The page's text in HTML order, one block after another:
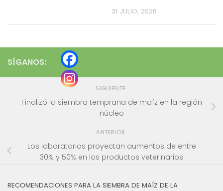
31 JULIO, 2026
SÍGANOS:
SIGUIENTE
Finalizó la siembra temprana de maíz en la región
núcleo
ANTERIOR
Los laboratorios proyectan aumentos de entre
30% y 50% en los productos veterinarios
RECOMENDACIONES PARA LA SIEMBRA DE MAÍZ DE LA